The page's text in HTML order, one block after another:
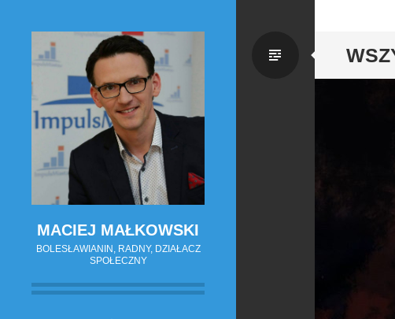
MACIEJ MAŁKOWSKI
BOLESŁAWIANIN, RADNY, DZIAŁACZ
SPOŁECZNY
Zwykły